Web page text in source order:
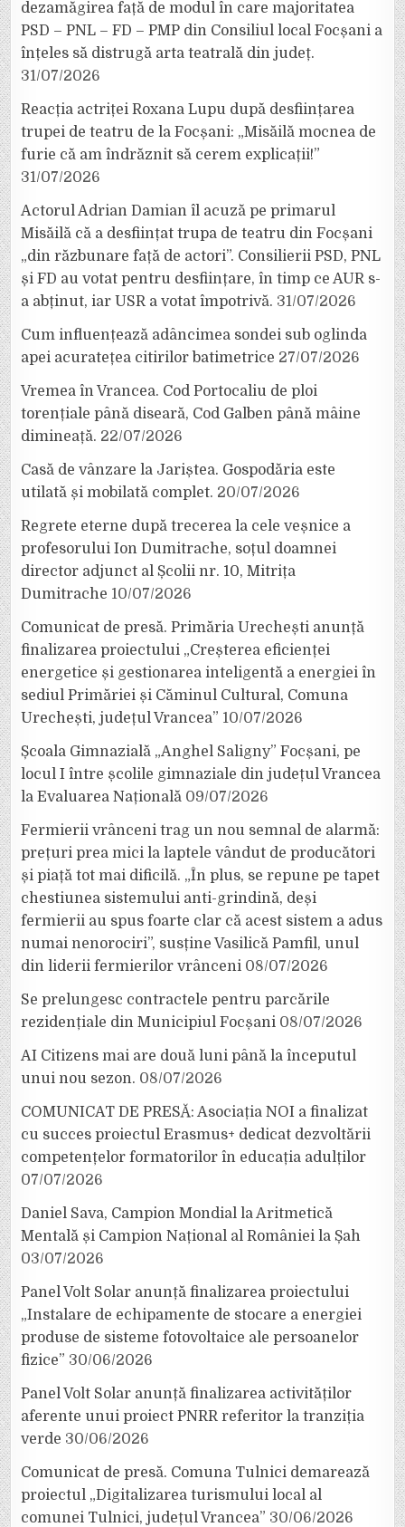
dezamăgirea față de modul în care majoritatea
PSD – PNL – FD – PMP din Consiliul local Focșani a
înțeles să distrugă arta teatrală din județ.
31/07/2026
Reacția actriței Roxana Lupu după desființarea
trupei de teatru de la Focșani: „Misăilă mocnea de
furie că am îndrăznit să cerem explicații!”
31/07/2026
Actorul Adrian Damian îl acuză pe primarul
Misăilă că a desființat trupa de teatru din Focșani
„din răzbunare față de actori”. Consilierii PSD, PNL
și FD au votat pentru desființare, în timp ce AUR s-
a abținut, iar USR a votat împotrivă. 31/07/2026
Cum influențează adâncimea sondei sub oglinda
apei acuratețea citirilor batimetrice 27/07/2026
Vremea în Vrancea. Cod Portocaliu de ploi
torențiale până diseară, Cod Galben până mâine
dimineață. 22/07/2026
Casă de vânzare la Jariștea. Gospodăria este
utilată și mobilată complet. 20/07/2026
Regrete eterne după trecerea la cele veșnice a
profesorului Ion Dumitrache, soțul doamnei
director adjunct al Școlii nr. 10, Mitrița
Dumitrache 10/07/2026
Comunicat de presă. Primăria Urechești anunță
finalizarea proiectului „Creșterea eficienței
energetice și gestionarea inteligentă a energiei în
sediul Primăriei și Căminul Cultural, Comuna
Urechești, județul Vrancea” 10/07/2026
Școala Gimnazială „Anghel Saligny” Focșani, pe
locul I între școlile gimnaziale din județul Vrancea
la Evaluarea Națională 09/07/2026
Fermierii vrânceni trag un nou semnal de alarmă:
prețuri prea mici la laptele vândut de producători
și piață tot mai dificilă. „În plus, se repune pe tapet
chestiunea sistemului anti-grindină, deși
fermierii au spus foarte clar că acest sistem a adus
numai nenorociri”, susține Vasilică Pamfil, unul
din liderii fermierilor vrânceni 08/07/2026
Se prelungesc contractele pentru parcările
rezidențiale din Municipiul Focșani 08/07/2026
AI Citizens mai are două luni până la începutul
unui nou sezon. 08/07/2026
COMUNICAT DE PRESĂ: Asociația NOI a finalizat
cu succes proiectul Erasmus+ dedicat dezvoltării
competențelor formatorilor în educația adulților
07/07/2026
Daniel Sava, Campion Mondial la Aritmetică
Mentală și Campion Național al României la Șah
03/07/2026
Panel Volt Solar anunță finalizarea proiectului
„Instalare de echipamente de stocare a energiei
produse de sisteme fotovoltaice ale persoanelor
fizice” 30/06/2026
Panel Volt Solar anunță finalizarea activităților
aferente unui proiect PNRR referitor la tranziția
verde 30/06/2026
Comunicat de presă. Comuna Tulnici demarează
proiectul „Digitalizarea turismului local al
comunei Tulnici, județul Vrancea” 30/06/2026